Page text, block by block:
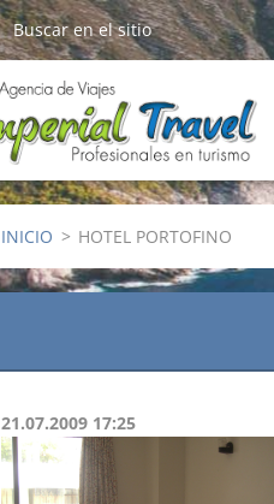
INICIO > HOTEL PORTOFINO
21.07.2009 17:25